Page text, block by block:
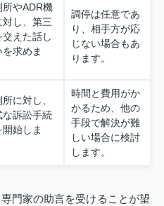
所やADR機
対し、第三
交えた話し
を求めま
調停は任意であ
り、相手方が応
じない場合もあ
ります。
に対し、
な訴訟手続
開始しま
時間と費用がか
かるため、他の
手段で解決が難
しい場合に検討
します。
門家の助言を受けることが望